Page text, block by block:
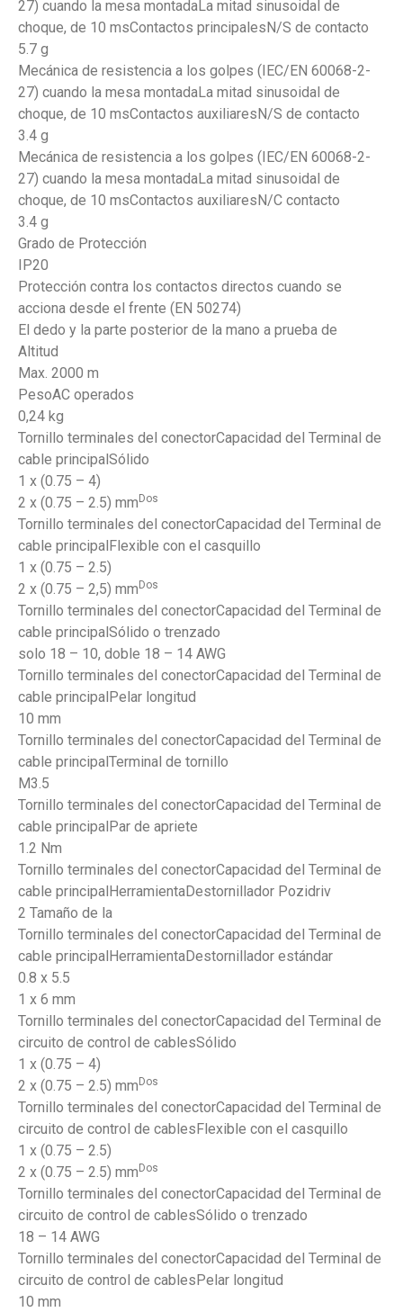
27) cuando la mesa montadaLa mitad sinusoidal de
choque, de 10 msContactos principalesN/S de contacto
5.7 g
Mecánica de resistencia a los golpes (IEC/EN 60068-2-
27) cuando la mesa montadaLa mitad sinusoidal de
choque, de 10 msContactos auxiliaresN/S de contacto
3.4 g
Mecánica de resistencia a los golpes (IEC/EN 60068-2-
27) cuando la mesa montadaLa mitad sinusoidal de
choque, de 10 msContactos auxiliaresN/C contacto
3.4 g
Grado de Protección
IP20
Protección contra los contactos directos cuando se
acciona desde el frente (EN 50274)
El dedo y la parte posterior de la mano a prueba de
Altitud
Max. 2000 m
PesoAC operados
0,24 kg
Tornillo terminales del conectorCapacidad del Terminal de
cable principalSólido
1 x (0.75 – 4)
2 x (0.75 – 2.5) mm Dos
Tornillo terminales del conectorCapacidad del Terminal de
cable principalFlexible con el casquillo
1 x (0.75 – 2.5)
2 x (0.75 – 2,5) mm Dos
Tornillo terminales del conectorCapacidad del Terminal de
cable principalSólido o trenzado
solo 18 – 10, doble 18 – 14 AWG
Tornillo terminales del conectorCapacidad del Terminal de
cable principalPelar longitud
10 mm
Tornillo terminales del conectorCapacidad del Terminal de
cable principalTerminal de tornillo
M3.5
Tornillo terminales del conectorCapacidad del Terminal de
cable principalPar de apriete
1.2 Nm
Tornillo terminales del conectorCapacidad del Terminal de
cable principalHerramientaDestornillador Pozidriv
2 Tamaño de la
Tornillo terminales del conectorCapacidad del Terminal de
cable principalHerramientaDestornillador estándar
0.8 x 5.5
1 x 6 mm
Tornillo terminales del conectorCapacidad del Terminal de
circuito de control de cablesSólido
1 x (0.75 – 4)
2 x (0.75 – 2.5) mm Dos
Tornillo terminales del conectorCapacidad del Terminal de
circuito de control de cablesFlexible con el casquillo
1 x (0.75 – 2.5)
2 x (0.75 – 2.5) mm Dos
Tornillo terminales del conectorCapacidad del Terminal de
circuito de control de cablesSólido o trenzado
18 – 14 AWG
Tornillo terminales del conectorCapacidad del Terminal de
circuito de control de cablesPelar longitud
10 mm